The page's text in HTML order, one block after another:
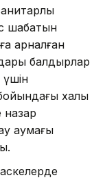
шабатын
арналған
балдырлар
үшін
халық
аумағы